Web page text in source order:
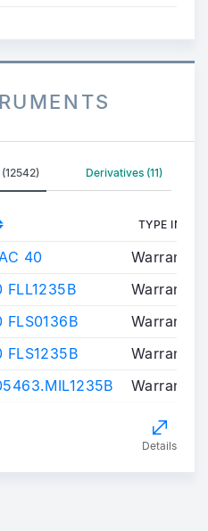
Derivatives (11)
TYPE
40
Warrants/
FLL1235B
Warrants/
FLS0136B
Warrants/
FLS1235B
Warrants/
Warrants/
Details